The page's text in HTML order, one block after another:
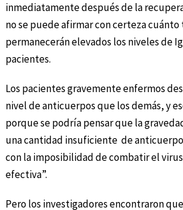
inmediatamente después de la
no se puede afirmar con certeza
permanecerán elevados los niveles de
pacientes.
Los pacientes gravemente enfermos
nivel de anticuerpos que los demás, y
porque se podría pensar que la
una cantidad insuficiente de
con la imposibilidad de combatir el
efectiva”.
Pero los investigadores encontraron